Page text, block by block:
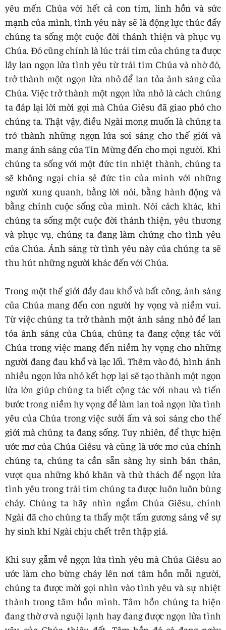
yêu mến Chúa với hết cả con tim, linh hồn và sức
mạnh của mình, tình yêu này sẽ là động lực thúc đẩy
chúng ta sống một cuộc đời thánh thiện và phục vụ
Chúa. Đó cũng chính là lúc trái tim của chúng ta được
lây lan ngọn lửa tình yêu từ trái tim Chúa và nhờ đó,
trở thành một ngọn lửa nhỏ để lan tỏa ánh sáng của
Chúa. Việc trở thành một ngọn lửa nhỏ là cách chúng
ta đáp lại lời mời gọi mà Chúa Giêsu đã giao phó cho
chúng ta. Thật vậy, điều Ngài mong muốn là chúng ta
trở thành những ngọn lửa soi sáng cho thế giới và
mang ánh sáng của Tin Mừng đến cho mọi người. Khi
chúng ta sống với một đức tin nhiệt thành, chúng ta
sẽ không ngại chia sẻ đức tin của mình với những
người xung quanh, bằng lời nói, bằng hành động và
bằng chính cuộc sống của mình. Nói cách khác, khi
chúng ta sống một cuộc đời thánh thiện, yêu thương
và phục vụ, chúng ta đang làm chứng cho tình yêu
của Chúa. Ánh sáng từ tình yêu này của chúng ta sẽ
thu hút những người khác đến với Chúa.
Trong một thế giới đầy đau khổ và bất công, ánh sáng
của Chúa mang đến con người hy vọng và niềm vui.
Từ việc chúng ta trở thành một ánh sáng nhỏ để lan
tỏa ánh sáng của Chúa, chúng ta đang cộng tác với
Chúa trong việc mang đến niềm hy vọng cho những
người đang đau khổ và lạc lối. Thêm vào đó, hình ảnh
nhiều ngọn lửa nhỏ kết hợp lại sẽ tạo thành một ngọn
lửa lớn giúp chúng ta biết cộng tác với nhau và tiến
bước trong niềm hy vọng để làm lan toả ngọn lửa tình
yêu của Chúa trong việc sưởi ấm và soi sáng cho thế
giới mà chúng ta đang sống. Tuy nhiên, để thực hiện
ước mơ của Chúa Giêsu và cũng là ước mơ của chính
chúng ta, chúng ta cần sẵn sàng hy sinh bản thân,
vượt qua những khó khăn và thử thách để ngọn lửa
tình yêu trong trái tim chúng ta được luôn luôn bùng
cháy. Chúng ta hãy nhìn ngắm Chúa Giêsu, chính
Ngài đã cho chúng ta thấy một tấm gương sáng về sự
hy sinh khi Ngài chịu chết trên thập giá.
Khi suy gẫm về ngọn lửa tình yêu mà Chúa Giêsu ao
ước làm cho bừng cháy lên nơi tâm hồn mỗi người,
chúng ta được mời gọi nhìn vào tình yêu và sự nhiệt
thành trong tâm hồn mình. Tâm hồn chúng ta hiện
đang thờ ơ và nguội lạnh hay đang được ngọn lửa tình